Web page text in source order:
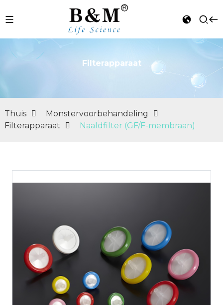
Filterapparaat
Thuis
Monstervoorbehandeling
Filterapparaat
Naaldfilter (GF/F-membraan)